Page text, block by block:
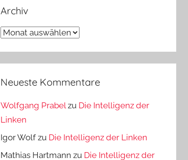
Archiv
Archiv
Neueste Kommentare
Wolfgang Prabelzu Die Intelligenz der
Linken
Igor Wolf zu Die Intelligenz der Linken
Mathias Hartmann zu Die Intelligenz der